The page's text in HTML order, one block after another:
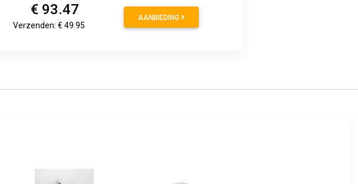
€ 93.47
Verzenden: € 49.95
AANBIEDING